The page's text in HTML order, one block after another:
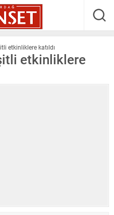
etkinliklere katıldı
etkinliklere